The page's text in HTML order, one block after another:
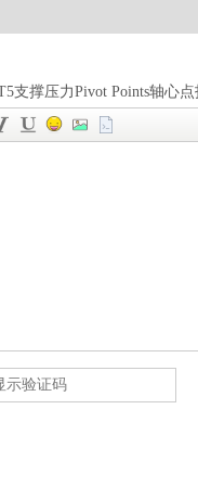
支撑压力Pivot Points轴心